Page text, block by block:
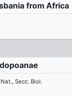
from Africa
Secc. Biol.